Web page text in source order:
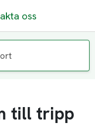
oss
till tripp